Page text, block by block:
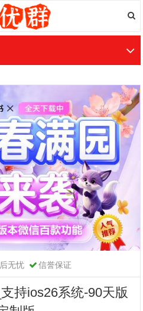
无忧 信誉保证
持ios26系统-90天版